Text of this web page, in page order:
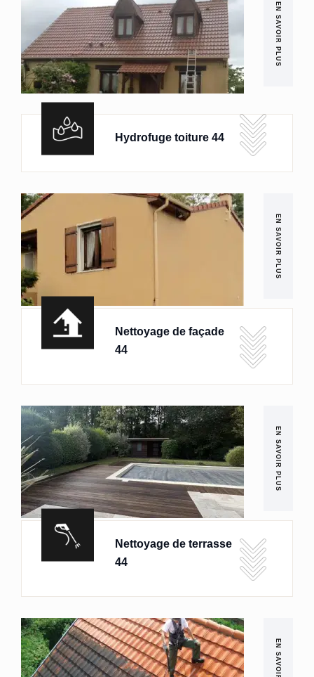
EN SAVOIR PLUS
Hydrofuge toiture 44
EN SAVOIR PLUS
Nettoyage de façade
44
EN SAVOIR PLUS
Nettoyage de terrasse
44